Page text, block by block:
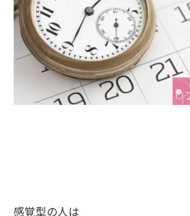
感覚型の人は